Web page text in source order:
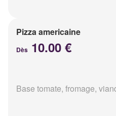
Pizza americaine
Dès 10.00 €
Base tomate, fromage,